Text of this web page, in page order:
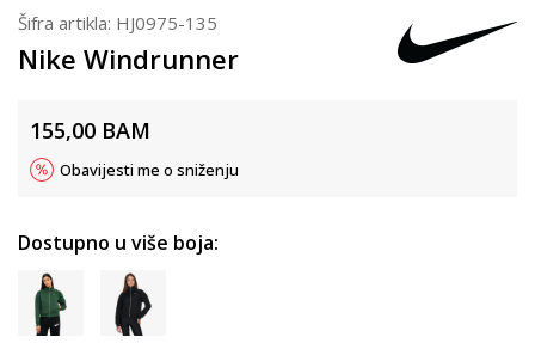
Šifra artikla: HJ0975-135
Nike Windrunner
155,00 BAM
Obavijesti me o sniženju
Dostupno u više boja: